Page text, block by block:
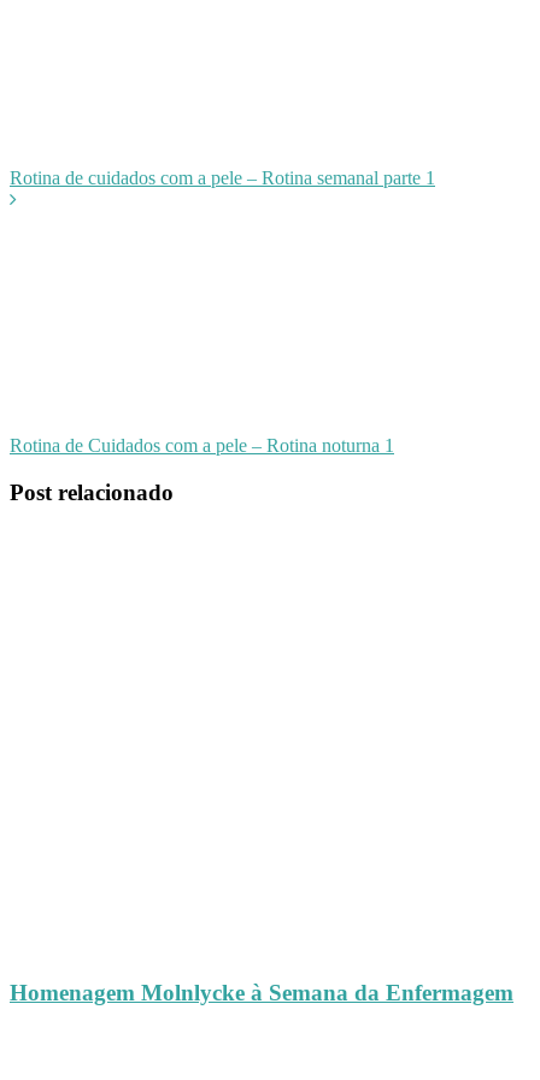
Rotina de cuidados com a pele – Rotina semanal parte 1
Rotina de Cuidados com a pele – Rotina noturna 1
Post relacionado
Homenagem Molnlycke à Semana da Enfermagem